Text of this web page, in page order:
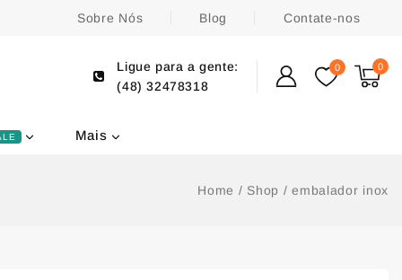
Sobre Nós Blog Contate-nos
Ligue para a gente:
(48) 32478318
0 0
Mais
Home / Shop / embalador inox